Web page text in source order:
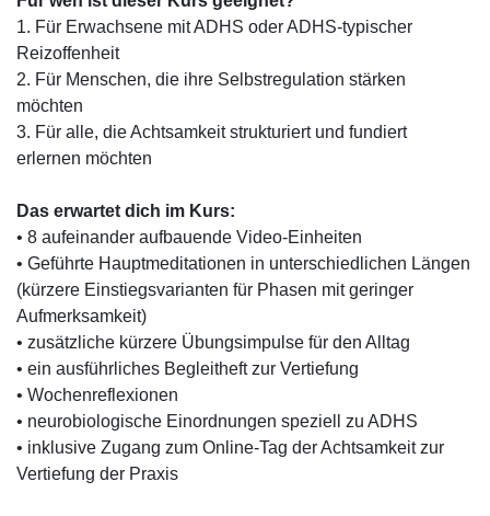
1. Für Erwachsene mit ADHS oder ADHS-typischer
Reizoffenheit
2. Für Menschen, die ihre Selbstregulation stärken
möchten
3. Für alle, die Achtsamkeit strukturiert und fundiert
erlernen möchten
Das erwartet dich im Kurs:
• 8 aufeinander aufbauende Video-Einheiten
• Geführte Hauptmeditationen in unterschiedlichen Längen
(kürzere Einstiegsvarianten für Phasen mit geringer
Aufmerksamkeit)
• zusätzliche kürzere Übungsimpulse für den Alltag
• ein ausführliches Begleitheft zur Vertiefung
• Wochenreflexionen
• neurobiologische Einordnungen speziell zu ADHS
• inklusive Zugang zum Online-Tag der Achtsamkeit zur
Vertiefung der Praxis